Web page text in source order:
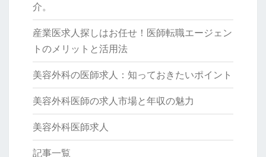
介。
産業医求人探しはお任せ！医師転職エージェン
トのメリットと活用法
美容外科の医師求人：知っておきたいポイント
美容外科医師の求人市場と年収の魅力
美容外科医師求人
記事一覧